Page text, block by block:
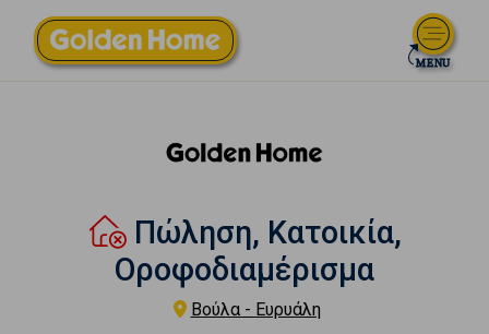
Πώληση, Κατοικία,
Οροφοδιαμέρισμα
Βούλα - Ευρυάλη